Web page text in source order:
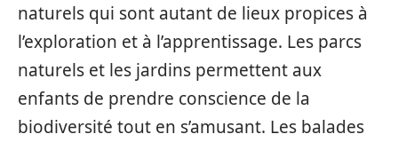
naturels qui sont autant de lieux propices à
l’exploration et à l’apprentissage. Les parcs
naturels et les jardins permettent aux
enfants de prendre conscience de la
biodiversité tout en s’amusant. Les balades